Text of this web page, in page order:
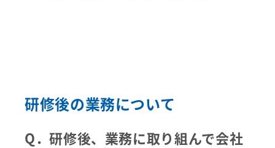
研修後の業務について
Q．研修後、業務に取り組んで会社